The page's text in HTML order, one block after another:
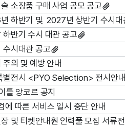
소장품 구매 사업 공모 공고
하반기 및 2027년 상반기 수시대
반기 수시 대관 공고
시대관 공고
의 및 예방 안내
전시 <PYO Selection> 전시안
틀 앙코르 공지
에 따른 서비스 일시 중단 안내
및 티켓안내원 인력풀 모집 서류